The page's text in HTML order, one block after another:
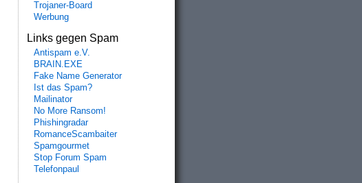
Trojaner-Board
Werbung
Links gegen Spam
Antispam e.V.
BRAIN.EXE
Fake Name Generator
Ist das Spam?
Mailinator
No More Ransom!
Phishingradar
RomanceScambaiter
Spamgourmet
Stop Forum Spam
Telefonpaul